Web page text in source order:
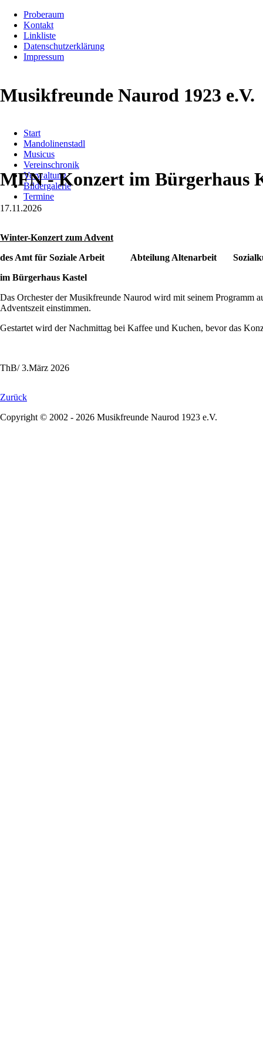
Proberaum
Kontakt
Linkliste
Datenschutzerklärung
Impressum
Musikfreunde Naurod 1923 e.V.
überspringen
Start
Mandolinenstadl
Musicus
Vereinschronik
Verwaltung
Bildergalerie
Termine
MFN - Konzert im Bürgerhaus
17.11.2026
Winter-Konzert zum Advent
des Amt für Soziale Arbeit Abteilung Altenarbeit
im Bürgerhaus Kastel
Das Orchester der Musikfreunde Naurod wird mit seinem Programm
Adventszeit einstimmen.
Gestartet wird der Nachmittag bei Kaffee und Kuchen, bevor das
ThB/ 3.März 2026
Zurück
Copyright © 2002 - 2026 Musikfreunde Naurod 1923 e.V.